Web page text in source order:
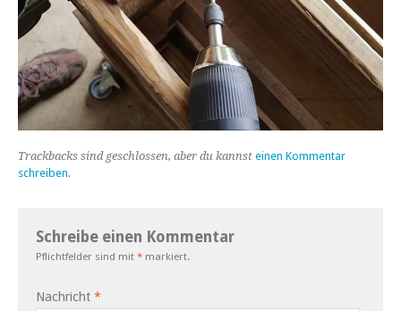
Trackbacks sind geschlossen, aber du kannst einen Kommentar
schreiben.
Schreibe einen Kommentar
Pflichtfelder sind mit * markiert.
Nachricht *